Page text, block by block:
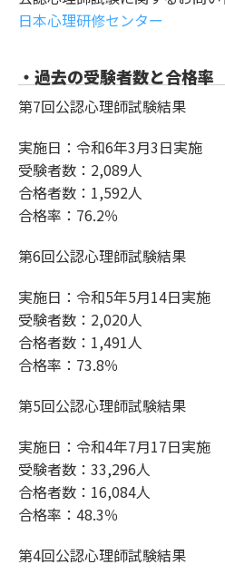
日本心理研修センター
・過去の受験者数と合格率
第7回公認心理師試験結果
実施日：令和6年3月3日実施
受験者数：2,089人
合格者数：1,592人
合格率：76.2％
第6回公認心理師試験結果
実施日：令和5年5月14日実施
受験者数：2,020人
合格者数：1,491人
合格率：73.8％
第5回公認心理師試験結果
実施日：令和4年7月17日実施
受験者数：33,296人
合格者数：16,084人
合格率：48.3％
第4回公認心理師試験結果